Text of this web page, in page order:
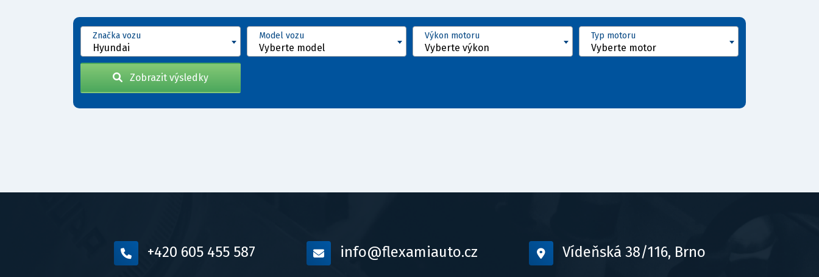
Hyundai
Značka vozu
Vyberte model
Model vozu
Vyberte výkon
Výkon motoru
Vyberte motor
Typ motoru
Zobrazit výsledky
+420 605 455 587 info@flexamiauto.cz Vídeňská 38/116, Brno